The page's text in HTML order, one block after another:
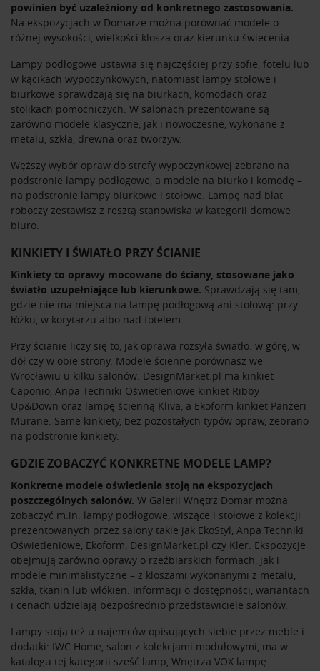
powinien być uzależniony od konkretnego zastosowania.
Na ekspozycjach w Domarze można porównać modele o
różnej wysokości, wielkości klosza oraz kierunku świecenia.
Lampy podłogowe ustawia się najczęściej przy sofie, fotelu lub
w kącikach wypoczynkowych, natomiast lampy stołowe i
biurkowe sprawdzają się na biurkach, komodach oraz
stolikach pomocniczych. W salonach prezentowane są
zarówno modele klasyczne, jak i nowoczesne, wykonane z
metalu, szkła, drewna oraz tworzyw.
Węższy wybór opraw do strefy wypoczynkowej zebrano na
podstronie lampy podłogowe, a modele na biurko i komodę –
na podstronie lampy biurkowe i stołowe. Lampę nad blat
roboczy zestawisz z resztą stanowiska w kategorii domowe
biuro.
KINKIETY I ŚWIATŁO PRZY ŚCIANIE
Kinkiety to oprawy mocowane do ściany, stosowane jako
światło uzupełniające lub kierunkowe. Sprawdzają się tam,
gdzie nie ma miejsca na lampę podłogową ani stołową: przy
łóżku, w korytarzu albo nad fotelem.
Przy ścianie liczy się to, jak oprawa rozsyła światło: w górę, w
dół czy w obie strony. Modele ścienne porównasz we
Wrocławiu u kilku salonów: DesignMarket.pl ma kinkiet
Caponio, Anpa Techniki Oświetleniowe kinkiet Ribby
Up&Down oraz lampę ścienną Kliva, a Ekoform kinkiet Panzeri
Murane. Same kinkiety, bez pozostałych typów opraw, zebrano
na podstronie kinkiety.
GDZIE ZOBACZYĆ KONKRETNE MODELE LAMP?
Konkretne modele oświetlenia stoją na ekspozycjach
poszczególnych salonów. W Galerii Wnętrz Domar można
zobaczyć m.in. lampy podłogowe, wiszące i stołowe z kolekcji
prezentowanych przez salony takie jak EkoStyl, Anpa Techniki
Oświetleniowe, Ekoform, DesignMarket.pl czy Kler. Ekspozycje
obejmują zarówno oprawy o rzeźbiarskich formach, jak i
modele minimalistyczne – z kloszami wykonanymi z metalu,
szkła, tkanin lub włókien. Informacji o dostępności, wariantach
i cenach udzielają bezpośrednio przedstawiciele salonów.
Lampy stoją też u najemców opisujących siebie przez meble i
dodatki: IWC Home, salon z kolekcjami modułowymi, ma w
katalogu tej kategorii sześć lamp, Wnętrza VOX lampę